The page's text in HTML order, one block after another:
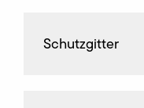
Schutzgitter